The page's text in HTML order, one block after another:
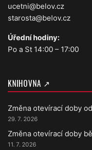
ucetni@belov.cz
starosta@belov.cz
Úřední hodiny:
Po a St 14:00 – 17:00
KNIHOVNA ↗
Změna otevírací doby
29. 7. 2026
Změna otevírací doby
11. 7. 2026